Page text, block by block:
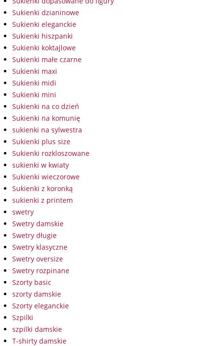
Sukienki dzianinowe
Sukienki eleganckie
Sukienki hiszpanki
Sukienki koktajlowe
Sukienki małe czarne
Sukienki maxi
Sukienki midi
Sukienki mini
Sukienki na co dzień
Sukienki na komunię
sukienki na sylwestra
Sukienki plus size
Sukienki rozkloszowane
sukienki w kwiaty
Sukienki wieczorowe
Sukienki z koronką
sukienki z printem
swetry
Swetry damskie
Swetry długie
Swetry klasyczne
Swetry oversize
Swetry rozpinane
Szorty basic
szorty damskie
Szorty eleganckie
Szpilki
szpilki damskie
T-shirty damskie